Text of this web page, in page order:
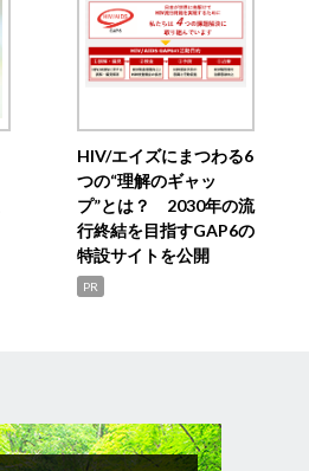
HIV/エイズにまつわる6
つの“理解のギャッ
プ”とは？ 2030年の流
行終結を目指すGAP6の
特設サイトを公開
PR